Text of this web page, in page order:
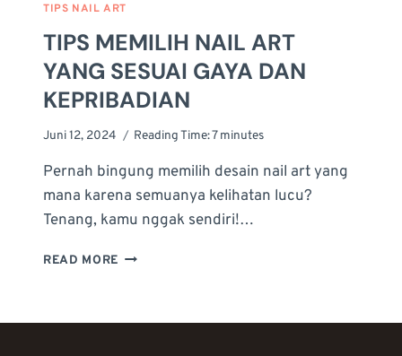
TIPS NAIL ART
TIPS MEMILIH NAIL ART
YANG SESUAI GAYA DAN
KEPRIBADIAN
Juni 12, 2024 Reading Time:7minutes
Pernah bingung memilih desain nail art yang
mana karena semuanya kelihatan lucu?
Tenang, kamu nggak sendiri!…
READ MORE TIPS